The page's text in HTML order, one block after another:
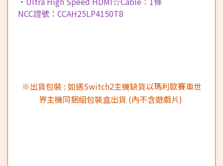
NCC證號：CCAH25LP4150T8
※出貨包裝 : 如遇Switch2主機缺貨以瑪利歐賽車世
界主機同捆組包裝盒出貨 (內不含遊戲片)